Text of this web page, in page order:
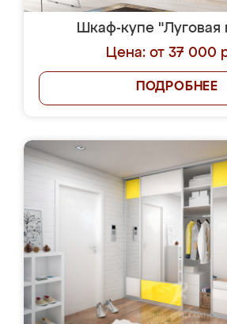
Шкаф-купе "Луговая
Цена: от 37 000
ПОДРОБНЕЕ